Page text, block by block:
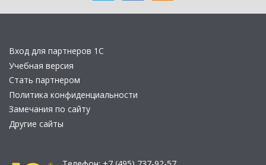
Вход для партнеров 1С
Учебная версия
Стать партнером
Политика конфиденциальности
Замечания по сайту
Другие сайты